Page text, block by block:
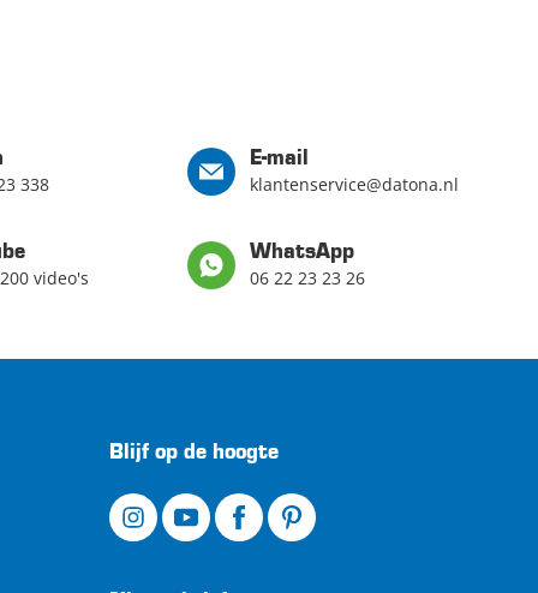
338
E-mail
klantenservice@datona.nl
video's
WhatsApp
06 22 23 23 26
Blijf op de hoogte